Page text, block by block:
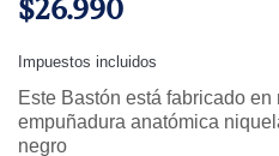
$26.990
Impuestos incluidos
Este Bastón está fabricado
empuñadura anatómica
negro